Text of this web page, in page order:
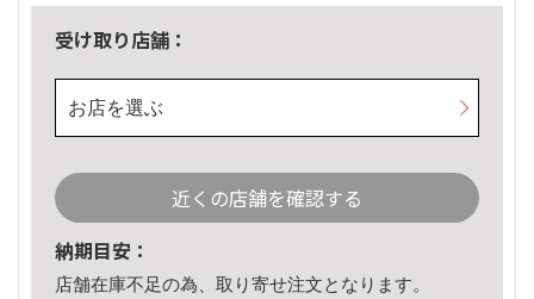
受け取り店舗：
お店を選ぶ
近くの店舗を確認する
納期目安：
店舗在庫不足の為、取り寄せ注文となります。